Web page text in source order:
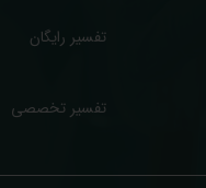
تفسیر تخصصی
تفسیر رایگان